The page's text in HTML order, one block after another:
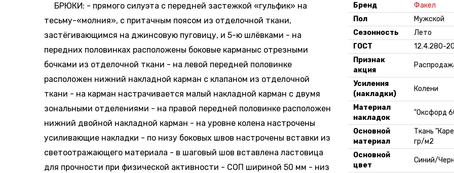
БРЮКИ: - прямого силуэта с передней застежкой «гульфик» на
тесьму-«молния», с притачным поясом из отделочной ткани,
застёгивающимся на джинсовую пуговицу, и 5-ю шлёвками - на
передних половинках расположены боковые карманыс отрезными
бочками из отделочной ткани - на левой передней половинке
расположен нижний накладной карман с клапаном из отделочной
ткани - на карман настрачивается малый накладной карман с двумя
зональными отделениями - на правой передней половинке расположен
нижний двойной накладной карман - на уровне колена настрочены
усиливающие накладки - по низу боковых швов настрочены вставки из
светоотражающего материала - в шаговый шов вставлена ластовица
для прочности при физической активности - СОП шириной 50 мм - низ
Бренд
Факел
Пол
Мужской
Сезонность
Лето
ГОСТ
12.4.280-
Признак
акция
Усиления
(накладки)
Колени
Материал
накладок
"Оксфорд
Основной
материал
Ткань
гр/м2
Основной
цвет
Синий/